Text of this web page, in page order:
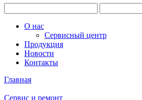
О нас
Сервисный центр
Продукция
Новости
Контакты
Главная
Сервис и ремонт